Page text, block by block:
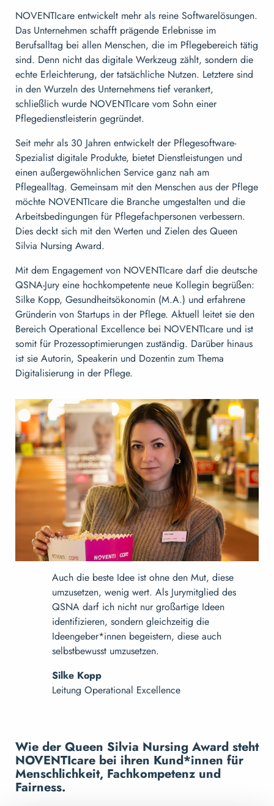
NOVENTIcare entwickelt mehr als reine Softwarelösungen.
Das Unternehmen schafft prägende Erlebnisse im
Berufsalltag bei allen Menschen, die im Pflegebereich tätig
sind. Denn nicht das digitale Werkzeug zählt, sondern die
echte Erleichterung, der tatsächliche Nutzen. Letztere sind
in den Wurzeln des Unternehmens tief verankert,
schließlich wurde NOVENTIcare vom Sohn einer
Pflegedienstleisterin gegründet.
Seit mehr als 30 Jahren entwickelt der Pflegesoftware-
Spezialist digitale Produkte, bietet Dienstleistungen und
einen außergewöhnlichen Service ganz nah am
Pflegealltag. Gemeinsam mit den Menschen aus der Pflege
möchte NOVENTIcare die Branche umgestalten und die
Arbeitsbedingungen für Pflegefachpersonen verbessern.
Dies deckt sich mit den Werten und Zielen des Queen
Silvia Nursing Award.
Mit dem Engagement von NOVENTIcare darf die deutsche
QSNA-Jury eine hochkompetente neue Kollegin begrüßen:
Silke Kopp, Gesundheitsökonomin (M.A.) und erfahrene
Gründerin von Startups in der Pflege. Aktuell leitet sie den
Bereich Operational Excellence bei NOVENTIcare und ist
somit für Prozessoptimierungen zuständig. Darüber hinaus
ist sie Autorin, Speakerin und Dozentin zum Thema
Digitalisierung in der Pflege.
Auch die beste Idee ist ohne den Mut, diese
umzusetzen, wenig wert. Als Jurymitglied des
QSNA darf ich nicht nur großartige Ideen
identifizieren, sondern gleichzeitig die
Ideengeber*innen begeistern, diese auch
selbstbewusst umzusetzen.
Silke Kopp
Leitung Operational Excellence
Wie der Queen Silvia Nursing Award steht
NOVENTIcare bei ihren Kund*innen für
Menschlichkeit, Fachkompetenz und
Fairness.